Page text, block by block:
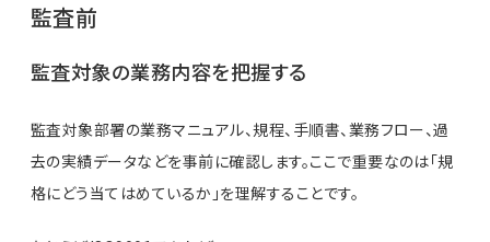
監査前
監査対象の業務内容を把握する
監査対象部署の業務マニュアル、規程、手順書、業務フロー、過
去の実績データなどを事前に確認します。ここで重要なのは「規
格にどう当てはめているか」を理解することです。